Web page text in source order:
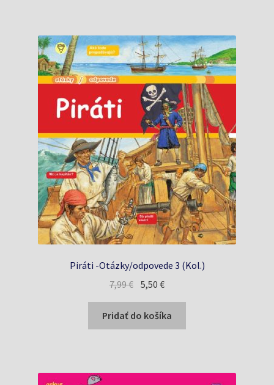
Piráti -Otázky/odpovede 3 (Kol.)
7,99€ Pôvodná
cena
bola:
7,99 €.
5,50€Aktuálna
cena
je:
5,50 €.
Pridať do košíka